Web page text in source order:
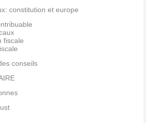
constitution et europe
fiscale
conseils